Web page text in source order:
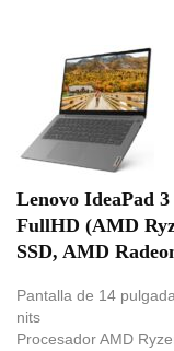
Lenovo IdeaPad
FullHD (AMD
SSD, AMD
Pantalla de 14
nits
Procesador AMD